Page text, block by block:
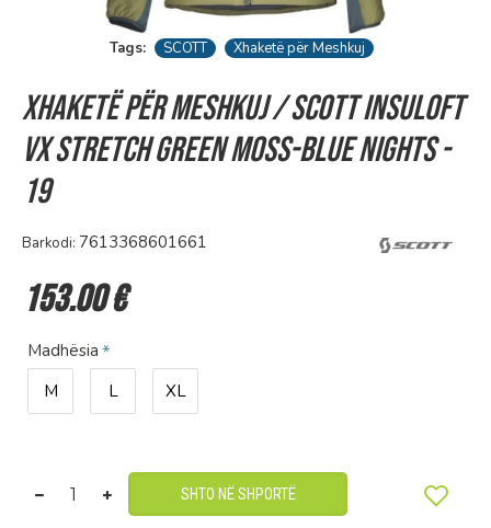
Tags: SCOTT Xhaketë për Meshkuj
Xhaketë për Meshkuj / SCOTT INSULOFT
VX STRETCH green moss-blue nights -
19
Barkodi: 7613368601661
153.00 €
Madhësia
M
L XL
SHTO NË SHPORTË